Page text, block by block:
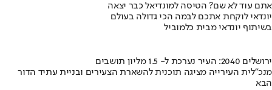
אתם עוד לא שם? הטיסה למונדיאל כבר יצאה
יונדאי לוקחת אתכם לבמה הכי גדולה בעולם
בשיתוף יונדאי מבית כלמוביל
ירושלים 2040: העיר נערכת ל- 1.5 מליון תושבים
מנכ"לית העירייה מציגה תוכנית להשארת הצעירים ובניית עתיד הדור
הבא